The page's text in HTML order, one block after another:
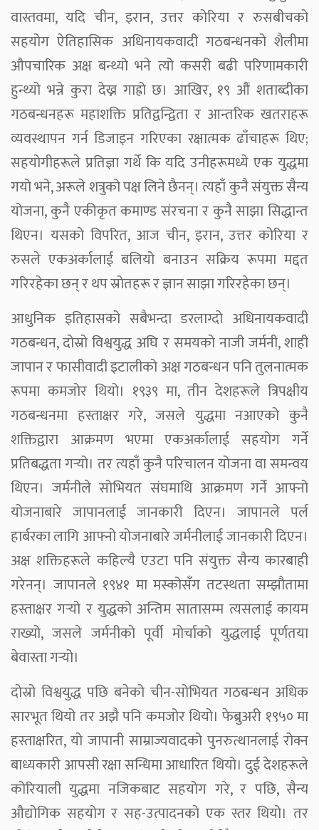
वास्तवमा, यदि चीन, इरान, उत्तर कोरिया र रुसबीचको
सहयोग ऐतिहासिक अधिनायकवादी गठबन्धनको शैलीमा
औपचारिक अक्ष बन्थ्यो भने त्यो कसरी बढी परिणामकारी
हुन्थ्यो भन्ने कुरा देख्न गाह्रो छ। आखिर, १९ औं शताब्दीका
गठबन्धनहरू महाशक्ति प्रतिद्वन्द्विता र आन्तरिक खतराहरू
व्यवस्थापन गर्न डिजाइन गरिएका रक्षात्मक ढाँचाहरू थिए;
सहयोगीहरूले प्रतिज्ञा गर्थे कि यदि उनीहरूमध्ये एक युद्धमा
गयो भने, अरूले शत्रुको पक्ष लिने छैनन्। त्यहाँ कुनै संयुक्त सैन्य
योजना, कुनै एकीकृत कमाण्ड संरचना र कुनै साझा सिद्धान्त
थिएन। यसको विपरित, आज चीन, इरान, उत्तर कोरिया र
रुसले एकअर्कालाई बलियो बनाउन सक्रिय रूपमा मद्दत
गरिरहेका छन् र थप स्रोतहरू र ज्ञान साझा गरिरहेका छन्।
आधुनिक इतिहासको सबैभन्दा डरलाग्दो अधिनायकवादी
गठबन्धन, दोस्रो विश्वयुद्ध अघि र समयको नाजी जर्मनी, शाही
जापान र फासीवादी इटालीको अक्ष गठबन्धन पनि तुलनात्मक
रूपमा कमजोर थियो। १९३९ मा, तीन देशहरूले त्रिपक्षीय
गठबन्धनमा हस्ताक्षर गरे, जसले युद्धमा नआएको कुनै
शक्तिद्वारा आक्रमण भएमा एकअर्कालाई सहयोग गर्ने
प्रतिबद्धता गर्‍यो। तर त्यहाँ कुनै परिचालन योजना वा समन्वय
थिएन। जर्मनीले सोभियत संघमाथि आक्रमण गर्ने आफ्नो
योजनाबारे जापानलाई जानकारी दिएन। जापानले पर्ल
हार्बरका लागि आफ्नो योजनाबारे जर्मनीलाई जानकारी दिएन।
अक्ष शक्तिहरूले कहिल्यै एउटा पनि संयुक्त सैन्य कारबाही
गरेनन्। जापानले १९४१ मा मस्कोसँग तटस्थता सम्झौतामा
हस्ताक्षर गर्‍यो र युद्धको अन्तिम सातासम्म त्यसलाई कायम
राख्यो, जसले जर्मनीको पूर्वी मोर्चाको युद्धलाई पूर्णतया
बेवास्ता गर्‍यो।
दोस्रो विश्वयुद्ध पछि बनेको चीन-सोभियत गठबन्धन अधिक
सारभूत थियो तर अझै पनि कमजोर थियो। फेब्रुअरी १९५० मा
हस्ताक्षरित, यो जापानी साम्राज्यवादको पुनरुत्थानलाई रोक्न
बाध्यकारी आपसी रक्षा सन्धिमा आधारित थियो। दुई देशहरूले
कोरियाली युद्धमा नजिकबाट सहयोग गरे, र पछि, सैन्य
औद्योगिक सहयोग र सह-उत्पादनको एक स्तर थियो। तर